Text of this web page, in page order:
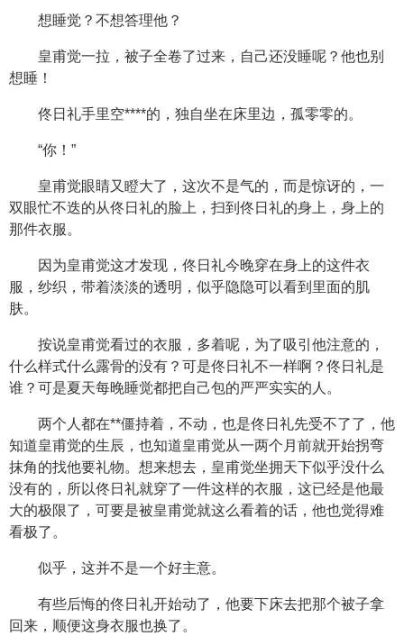
想睡觉？不想答理他？
皇甫觉一拉，被子全卷了过来，自己还没睡呢？他也别
想睡！
佟日礼手里空****的，独自坐在床里边，孤零零的。
“你！”
皇甫觉眼睛又瞪大了，这次不是气的，而是惊讶的，一
双眼忙不迭的从佟日礼的脸上，扫到佟日礼的身上，身上的
那件衣服。
因为皇甫觉这才发现，佟日礼今晚穿在身上的这件衣
服，纱织，带着淡淡的透明，似乎隐隐可以看到里面的肌
肤。
按说皇甫觉看过的衣服，多着呢，为了吸引他注意的，
什么样式什么露骨的没有？可是佟日礼不一样啊？佟日礼是
谁？可是夏天每晚睡觉都把自己包的严严实实的人。
两个人都在**僵持着，不动，也是佟日礼先受不了了，他
知道皇甫觉的生辰，也知道皇甫觉从一两个月前就开始拐弯
抹角的找他要礼物。想来想去，皇甫觉坐拥天下似乎没什么
没有的，所以佟日礼就穿了一件这样的衣服，这已经是他最
大的极限了，可要是被皇甫觉就这么看着的话，他也觉得难
看极了。
似乎，这并不是一个好主意。
有些后悔的佟日礼开始动了，他要下床去把那个被子拿
回来，顺便这身衣服也换了。